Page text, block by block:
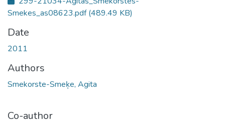
Smekes_as08623.pdf(489.49 KB)
Date
2011
Authors
Smekorste-Smeķe, Agita
Co-author